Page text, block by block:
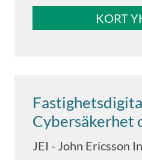
KORT
Cybersäkerhet
JEI - John Ericsson